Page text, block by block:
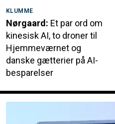
KLUMME
Nørgaard: Et par ord om
kinesisk AI, to droner til
Hjemmeværnet og
danske gætterier på AI-
besparelser